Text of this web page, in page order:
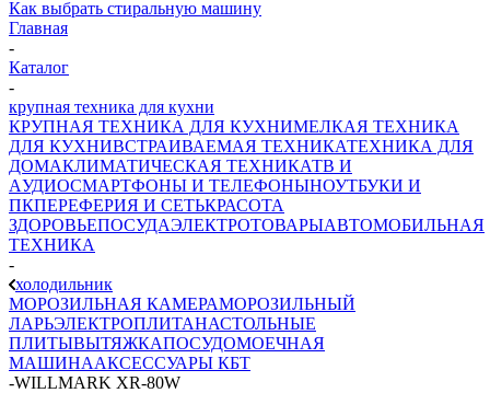
Как выбрать стиральную машину
Главная
-
Каталог
-
крупная техника для кухни
КРУПНАЯ ТЕХНИКА ДЛЯ КУХНИМЕЛКАЯ ТЕХНИКА
ДЛЯ КУХНИВСТРАИВАЕМАЯ ТЕХНИКАТЕХНИКА ДЛЯ
ДОМАКЛИМАТИЧЕСКАЯ ТЕХНИКАТВ И
AУДИОСМАРТФОНЫ И ТЕЛЕФОНЫНОУТБУКИ И
ПКПЕРЕФЕРИЯ И СЕТЬКРАСОТА
ЗДОРОВЬЕПОСУДАЭЛЕКТРОТОВАРЫАВТОМОБИЛЬНАЯ
ТЕХНИКА
-
холодильник
МОРОЗИЛЬНАЯ КАМЕРАМОРОЗИЛЬНЫЙ
ЛАРЬЭЛЕКТРОПЛИТАНАСТОЛЬНЫЕ
ПЛИТЫВЫТЯЖКАПОСУДОМОЕЧНАЯ
МАШИНААКСЕССУАРЫ КБТ
-WILLMARK XR-80W